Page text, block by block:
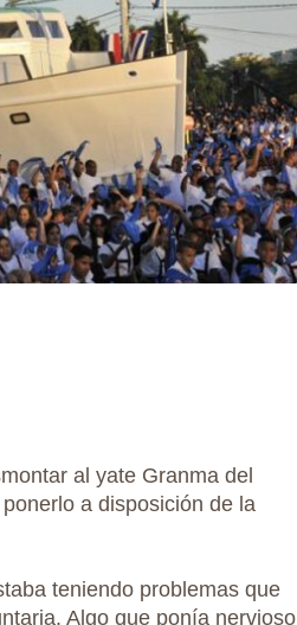
al yate Granma del
a disposición de la
teniendo problemas que
Algo que ponía nervioso